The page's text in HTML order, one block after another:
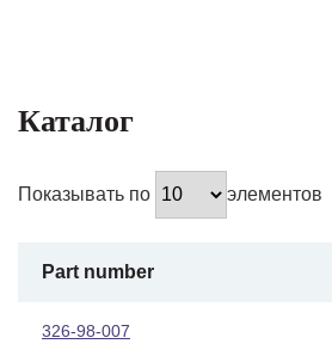
Каталог
Показывать по элементов
Part number
326-98-007